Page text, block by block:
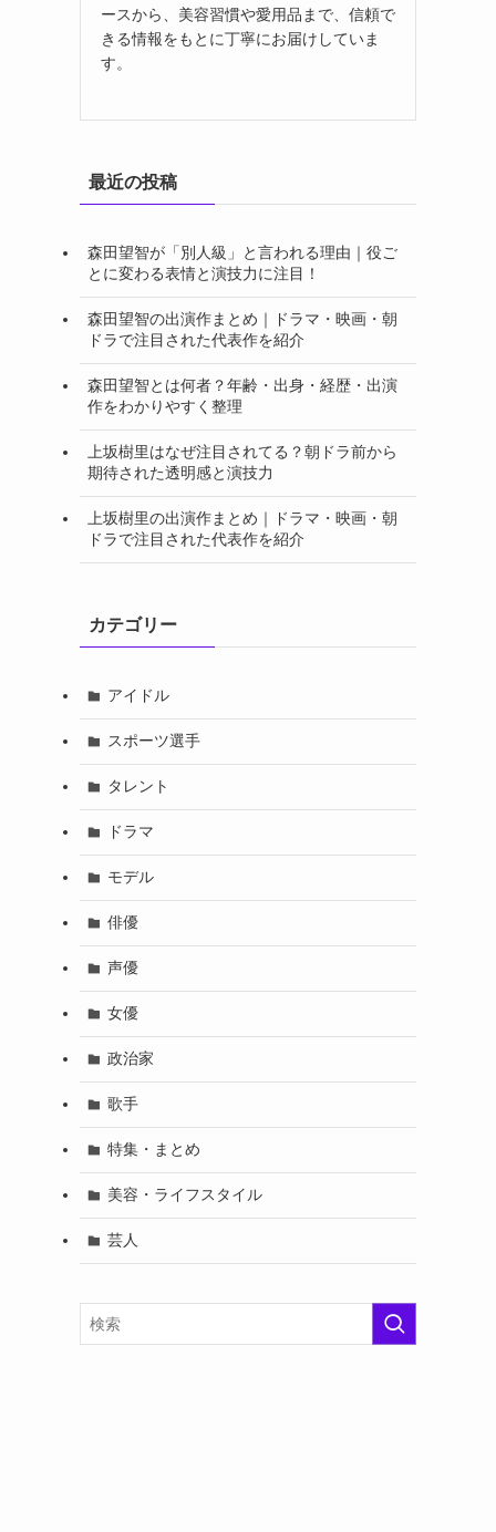
ースから、美容習慣や愛用品まで、信頼で
きる情報をもとに丁寧にお届けしていま
す。
最近の投稿
森田望智が「別人級」と言われる理由｜役ご
とに変わる表情と演技力に注目！
森田望智の出演作まとめ｜ドラマ・映画・朝
ドラで注目された代表作を紹介
森田望智とは何者？年齢・出身・経歴・出演
作をわかりやすく整理
上坂樹里はなぜ注目されてる？朝ドラ前から
期待された透明感と演技力
上坂樹里の出演作まとめ｜ドラマ・映画・朝
ドラで注目された代表作を紹介
カテゴリー
アイドル
スポーツ選手
タレント
ドラマ
モデル
俳優
声優
女優
政治家
歌手
特集・まとめ
美容・ライフスタイル
芸人